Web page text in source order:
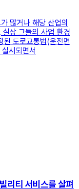
많거나 해당 산업의
상 그들의 사업 환경
도로교통법(운전면
시되면서
리티 서비스를 살펴